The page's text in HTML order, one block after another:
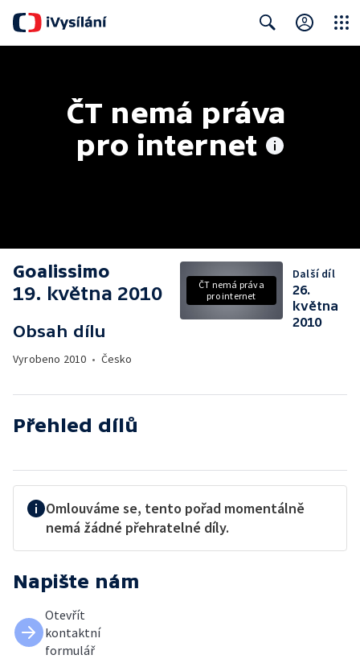
ČT nemá práva
pro internet
Goalissimo
19. května 2010
Obsah dílu
Vyrobeno 2010 • Česko
ČT nemá práva
pro internet
Další díl
26.
května
2010
Přehled dílů
Omlouváme se, tento pořad momentálně
nemá žádné přehratelné díly.
Napište nám
Otevřít
kontaktní
formulář